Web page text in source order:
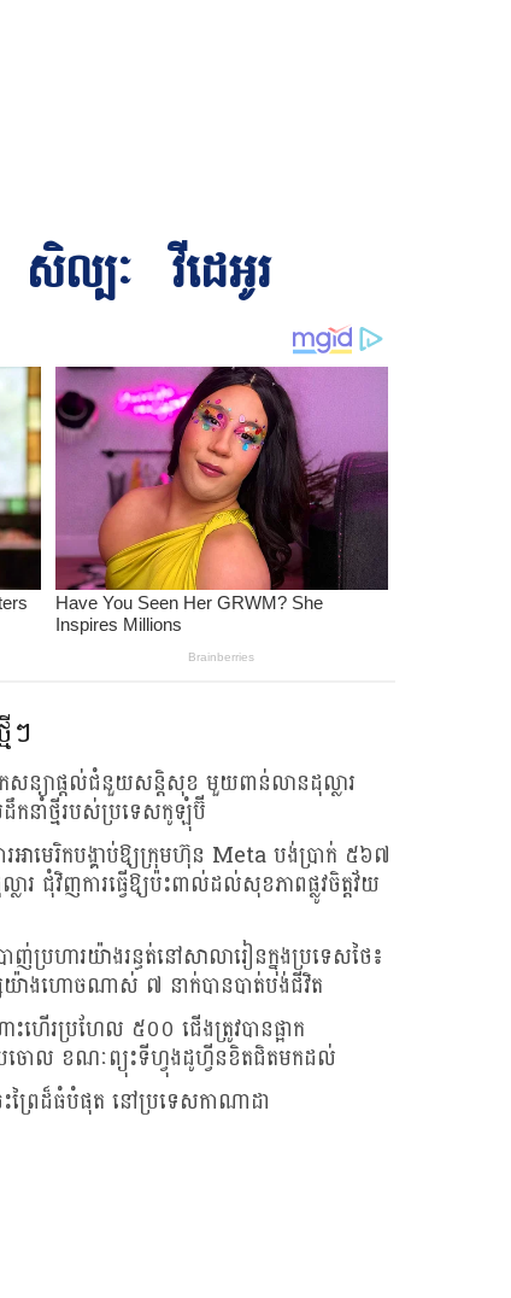
សិល្បៈ វីដេអូរ
ៗ
កសន្យាផ្តល់ជំនួយសន្តិសុខ មួយពាន់លានដុល្លារ
កនាំថ្មីរបស់ប្រទេសកូឡុំប៊ី
រអាមេរិកបង្គាប់ឱ្យក្រុមហ៊ុន Meta បង់ប្រាក់ ៥៦៧
ារ ជុំវិញការធ្វើឱ្យប៉ះពាល់ដល់សុខភាពផ្លូវចិត្តវ័យ
ញ់ប្រហារយ៉ាងរន្ធត់នៅសាលារៀនក្នុងប្រទេសថៃ៖
ាងហោចណាស់ ៧ នាក់បានបាត់បង់ជីវិត
ហើរប្រហែល ៥០០ ជើងត្រូវបានផ្អាក
ោល ខណៈព្យុះទីហ្វុងដូហ្វីនខិតជិតមកដល់
ះព្រៃដ៏ធំបំផុត នៅប្រទេសកាណាដា